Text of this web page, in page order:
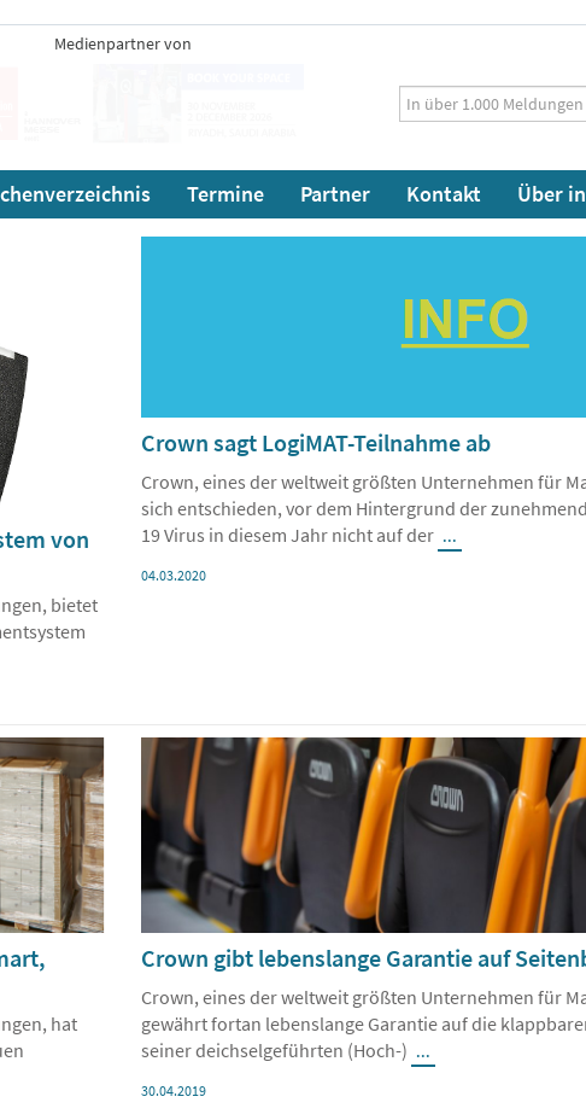
Medienpartner von
Termine Partner Kontakt Über
von
bietet
Crown sagt LogiMAT-Teilnahme ab
Crown, eines der weltweit größten Unternehmen für
sich entschieden, vor dem Hintergrund der
19 Virus in diesem Jahr nicht auf der ...
04.03.2020
hat
Crown gibt lebenslange Garantie auf
Crown, eines der weltweit größten Unternehmen für
gewährt fortan lebenslange Garantie auf die
seiner deichselgeführten (Hoch-) ...
30.04.2019